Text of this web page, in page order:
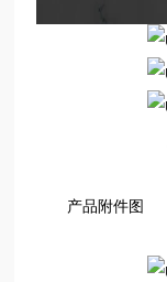
产品附件图